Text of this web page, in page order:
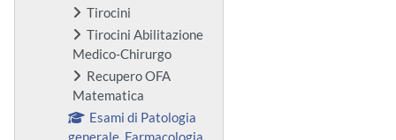
Tirocini
Tirocini Abilitazione
Medico-Chirurgo
Recupero OFA
Matematica
Esami di Patologia
generale, Farmacologia